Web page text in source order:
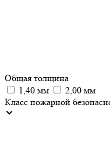
Общая толщина
1,40 мм
2,00 мм
Класс пожарной